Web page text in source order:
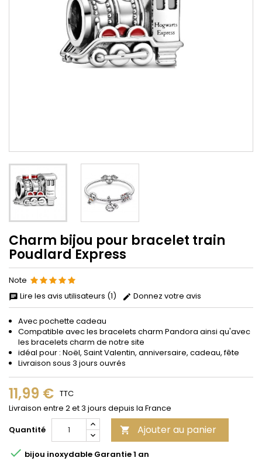
Charm bijou pour bracelet train
Poudlard Express
Note
Lire les avis utilisateurs (1)
Donnez votre avis
Avec pochette cadeau
Compatible avec les bracelets charm Pandora ainsi qu'avec
les bracelets charm de notre site
idéal pour : Noël, Saint Valentin, anniversaire, cadeau, fête
Livraison sous 3 jours ouvrés
11,99 € TTC
Livraison entre 2 et 3 jours depuis la France
Quantité
 Ajouter au panier
 bijou inoxydable Garantie 1 an